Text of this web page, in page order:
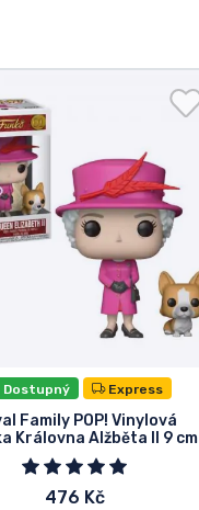
Dostupný Express
Family POP! Vinylová
Královna Alžběta II 9 cm
476 Kč